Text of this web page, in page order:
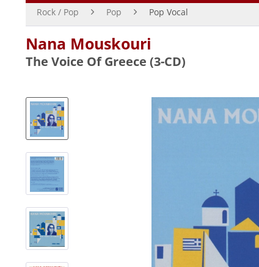
Rock / Pop Pop Pop Vocal
Nana Mouskouri
The Voice Of Greece (3-CD)